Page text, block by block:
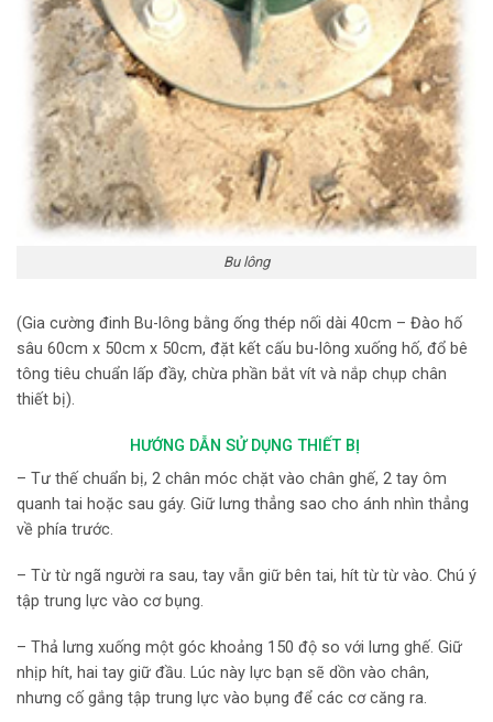
Bu lông
(Gia cường đinh Bu-lông bằng ống thép nối dài 40cm – Đào hố
sâu 60cm x 50cm x 50cm, đặt kết cấu bu-lông xuống hố, đổ bê
tông tiêu chuẩn lấp đầy, chừa phần bắt vít và nắp chụp chân
thiết bị).
HƯỚNG DẪN SỬ DỤNG THIẾT BỊ
– Tư thế chuẩn bị, 2 chân móc chặt vào chân ghế, 2 tay ôm
quanh tai hoặc sau gáy. Giữ lưng thẳng sao cho ánh nhìn thẳng
về phía trước.
– Từ từ ngã người ra sau, tay vẫn giữ bên tai, hít từ từ vào. Chú ý
tập trung lực vào cơ bụng.
– Thả lưng xuống một góc khoảng 150 độ so với lưng ghế. Giữ
nhịp hít, hai tay giữ đầu. Lúc này lực bạn sẽ dồn vào chân,
nhưng cố gắng tập trung lực vào bụng để các cơ căng ra.